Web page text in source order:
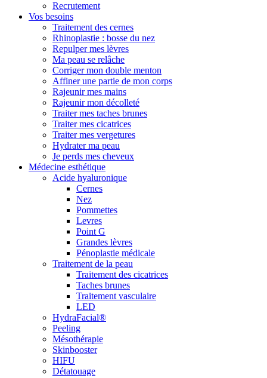
Recrutement
Vos besoins
Traitement des cernes
Rhinoplastie : bosse du nez
Repulper mes lèvres
Ma peau se relâche
Corriger mon double menton
Affiner une partie de mon corps
Rajeunir mes mains
Rajeunir mon décolleté
Traiter mes taches brunes
Traiter mes cicatrices
Traiter mes vergetures
Hydrater ma peau
Je perds mes cheveux
Médecine esthétique
Acide hyaluronique
Cernes
Nez
Pommettes
Levres
Point G
Grandes lèvres
Pénoplastie médicale
Traitement de la peau
Traitement des cicatrices
Taches brunes
Traitement vasculaire
LED
HydraFacial®
Peeling
Mésothérapie
Skinbooster
HIFU
Détatouage